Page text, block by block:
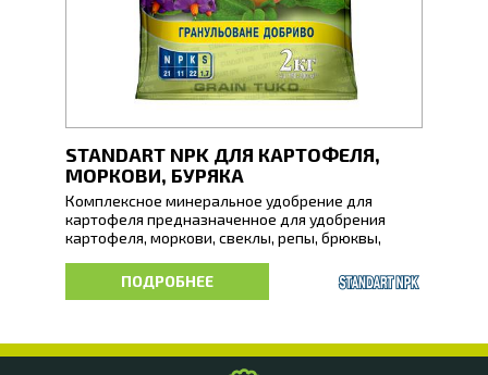
STANDART NPK ДЛЯ КАРТОФЕЛЯ,
МОРКОВИ, БУРЯКА
Комплексное минеральное удобрение для
картофеля предназначенное для удобрения
картофеля, моркови, свеклы, репы, брюквы,
Сбалансированное содержание питательных
ПОДРОБНЕЕ